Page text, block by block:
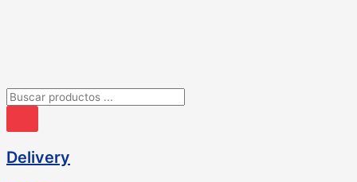
Búsqueda
productos
Delivery